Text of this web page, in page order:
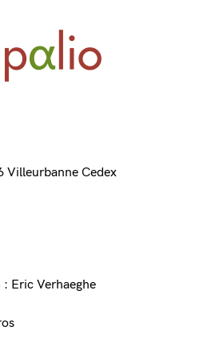
Villeurbanne Cedex
Eric Verhaeghe